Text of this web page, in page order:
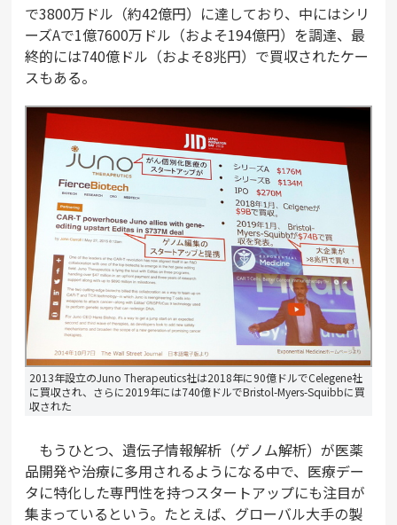
で3800万ドル（約42億円）に達しており、中にはシリ
ーズAで1億7600万ドル（およそ194億円）を調達、最
終的には740億ドル（およそ8兆円）で買収されたケー
スもある。
2013年設立のJuno Therapeutics社は2018年に90億ドルでCelegene社
に買収され、さらに2019年には740億ドルでBristol-Myers-Squibbに買
収された
もうひとつ、遺伝子情報解析（ゲノム解析）が医薬
品開発や治療に多用されるようになる中で、医療デー
タに特化した専門性を持つスタートアップにも注目が
集まっているという。たとえば、グローバル大手の製